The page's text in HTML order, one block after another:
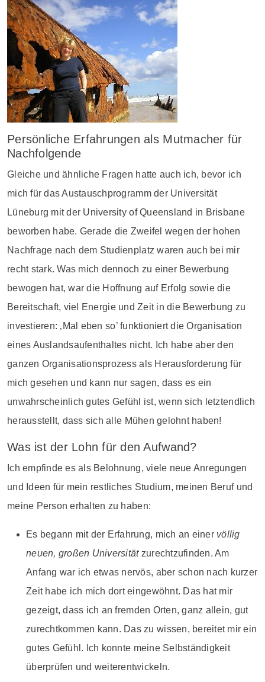
Persönliche Erfahrungen als Mutmacher für
Nachfolgende
Gleiche und ähnliche Fragen hatte auch ich, bevor ich
mich für das Austauschprogramm der Universität
Lüneburg mit der University of Queensland in Brisbane
beworben habe. Gerade die Zweifel wegen der hohen
Nachfrage nach dem Studienplatz waren auch bei mir
recht stark. Was mich dennoch zu einer Bewerbung
bewogen hat, war die Hoffnung auf Erfolg sowie die
Bereitschaft, viel Energie und Zeit in die Bewerbung zu
investieren: ‚Mal eben so’ funktioniert die Organisation
eines Auslandsaufenthaltes nicht. Ich habe aber den
ganzen Organisationsprozess als Herausforderung für
mich gesehen und kann nur sagen, dass es ein
unwahrscheinlich gutes Gefühl ist, wenn sich letztendlich
herausstellt, dass sich alle Mühen gelohnt haben!
Was ist der Lohn für den Aufwand?
Ich empfinde es als Belohnung, viele neue Anregungen
und Ideen für mein restliches Studium, meinen Beruf und
meine Person erhalten zu haben:
Es begann mit der Erfahrung, mich an einer völlig
neuen, großen Universitätzurechtzufinden. Am
Anfang war ich etwas nervös, aber schon nach kurzer
Zeit habe ich mich dort eingewöhnt. Das hat mir
gezeigt, dass ich an fremden Orten, ganz allein, gut
zurechtkommen kann. Das zu wissen, bereitet mir ein
gutes Gefühl. Ich konnte meine Selbständigkeit
überprüfen und weiterentwickeln.